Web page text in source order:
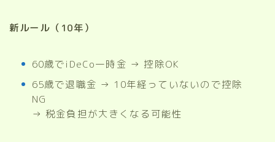
新ルール（10年）
60歳でiDeCo一時金 → 控除OK
65歳で退職金 → 10年経っていないので控除
NG
→ 税金負担が大きくなる可能性